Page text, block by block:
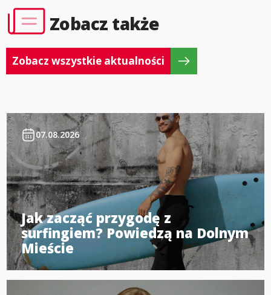
Zobacz także
Zobacz wszystkie aktualności
07.08.2026
Jak zacząć przygodę z
surfingiem? Powiedzą na Dolnym
Mieście